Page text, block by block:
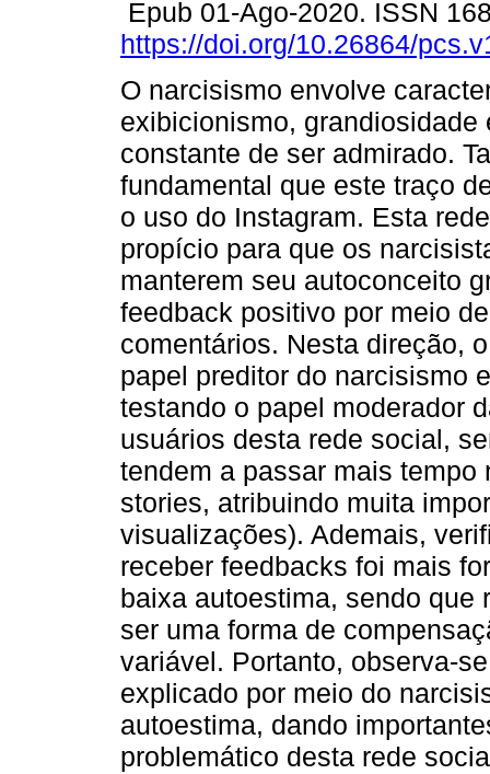
Epub 01-Ago-2020. ISSN
https://doi.org/10.26864/
O narcisismo envolve
exibicionismo, grandiosidade
constante de ser admirado.
fundamental que este traço
o uso do Instagram. Esta
propício para que os
manterem seu autoconceito
feedback positivo por meio
comentários. Nesta direção,
papel preditor do narcisismo
testando o papel moderador
usuários desta rede social,
tendem a passar mais
stories, atribuindo muita
visualizações). Ademais,
receber feedbacks foi mais
baixa autoestima, sendo que
ser uma forma de
variável. Portanto, observa-
explicado por meio do
autoestima, dando
problemático desta rede